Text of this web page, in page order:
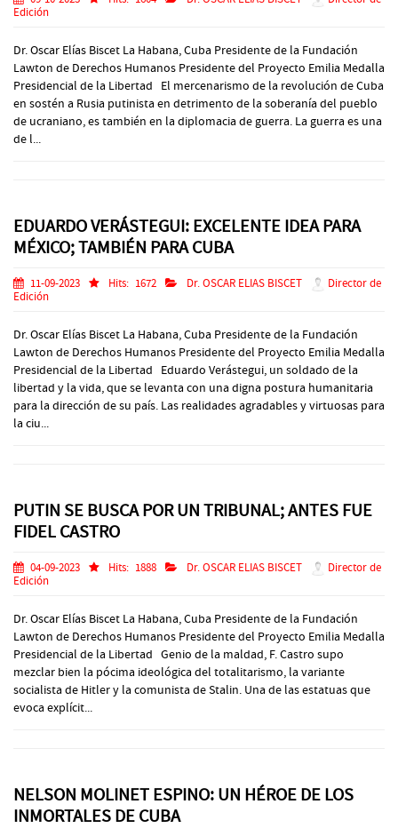
Edición
Dr. Oscar Elías Biscet La Habana, Cuba Presidente de la Fundación
Lawton de Derechos Humanos Presidente del Proyecto Emilia Medalla
Presidencial de la Libertad El mercenarismo de la revolución de Cuba
en sostén a Rusia putinista en detrimento de la soberanía del pueblo
de ucraniano, es también en la diplomacia de guerra. La guerra es una
de l...
EDUARDO VERÁSTEGUI: EXCELENTE IDEA PARA
MÉXICO; TAMBIÉN PARA CUBA
11-09-2023 Hits: 1672 Dr. OSCAR ELIAS BISCET
Director de
Edición
Dr. Oscar Elías Biscet La Habana, Cuba Presidente de la Fundación
Lawton de Derechos Humanos Presidente del Proyecto Emilia Medalla
Presidencial de la Libertad Eduardo Verástegui, un soldado de la
libertad y la vida, que se levanta con una digna postura humanitaria
para la dirección de su país. Las realidades agradables y virtuosas para
la ciu...
PUTIN SE BUSCA POR UN TRIBUNAL; ANTES FUE
FIDEL CASTRO
04-09-2023 Hits: 1888 Dr. OSCAR ELIAS BISCET
Director de
Edición
Dr. Oscar Elías Biscet La Habana, Cuba Presidente de la Fundación
Lawton de Derechos Humanos Presidente del Proyecto Emilia Medalla
Presidencial de la Libertad Genio de la maldad, F. Castro supo
mezclar bien la pócima ideológica del totalitarismo, la variante
socialista de Hitler y la comunista de Stalin. Una de las estatuas que
evoca explícit...
NELSON MOLINET ESPINO: UN HÉROE DE LOS
INMORTALES DE CUBA